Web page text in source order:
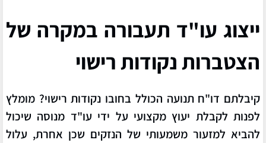
ייצוג עו"ד תעבורה במקרה של
הצטברות נקודות רישוי
קיבלתם דו"ח תנועה הכולל בחובו נקודות רישוי? מומלץ
לפנות לקבלת יעוץ מקצועי על ידי עו"ד מנוסה שיכול
להביא למזעור משמעותי של הנזקים שכן אחרת, עלול